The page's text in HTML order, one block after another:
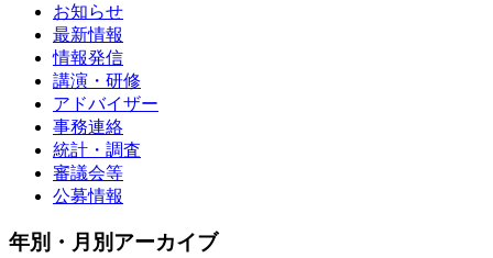
お知らせ
最新情報
情報発信
講演・研修
アドバイザー
事務連絡
統計・調査
審議会等
公募情報
年別・月別アーカイブ